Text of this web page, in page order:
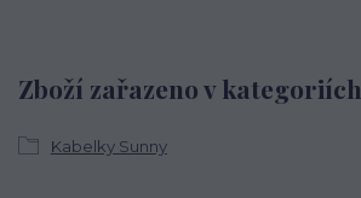
Zboží zařazeno v kategoriích
Kabelky Sunny